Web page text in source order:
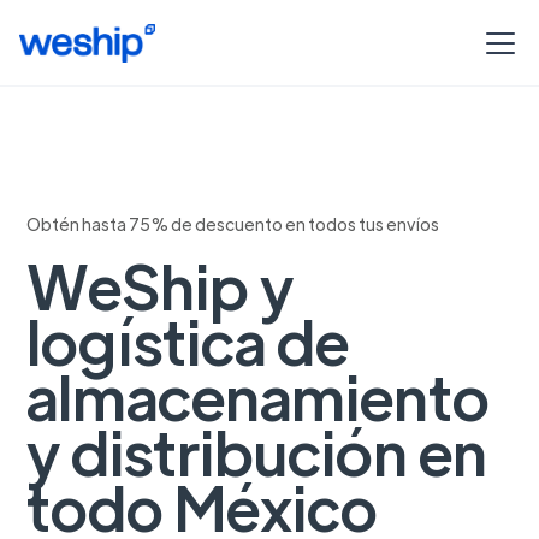
Obtén hasta 75% de descuento en todos tus envíos
WeShip y
logística de
almacenamiento
y distribución en
todo México